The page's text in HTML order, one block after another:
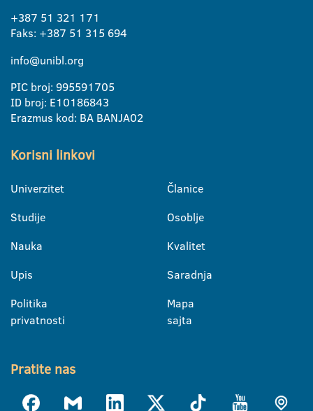
+387 51 321 171
Faks: +387 51 315 694
info@unibl.org
PIC broj: 995591705
ID broj: E10186843
Erazmus kod: BA BANJA02
Korisni linkovi
Univerzitet
Studije
Nauka
Upis
Politika
privatnosti
Članice
Osoblje
Kvalitet
Saradnja
Mapa
sajta
Pratite nas